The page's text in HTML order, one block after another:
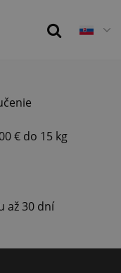
€ do 15 kg
až 30 dní